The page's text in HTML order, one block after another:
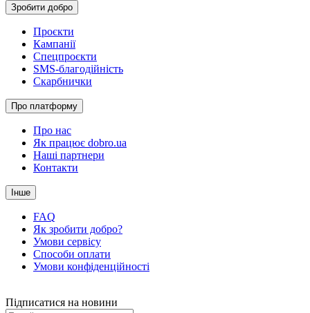
Зробити добро
Проєкти
Кампанії
Спецпроєкти
SMS-благодійність
Скарбнички
Про платформу
Про нас
Як працює dobro.ua
Наші партнери
Контакти
Інше
FAQ
Як зробити добро?
Умови сервісу
Способи оплати
Умови конфіденційності
Підписатися на новини